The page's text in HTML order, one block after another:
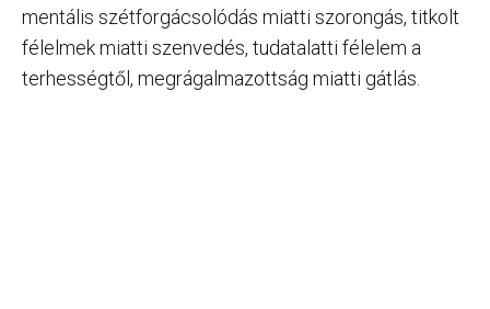
mentális szétforgácsolódás miatti szorongás, titkolt
félelmek miatti szenvedés, tudatalatti félelem a
terhességtől, megrágalmazottság miatti gátlás.